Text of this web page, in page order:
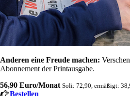
Anderen eine Freude machen:
Abonnement der Printausgabe.
56,90 Euro/Monat Soli: 72,90, ermäßigt:
Bestellen